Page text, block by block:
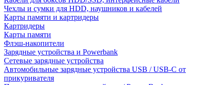
Чехлы и сумки для HDD, наушников и кабелей
Карты памяти и картридеры
Картридеры
Карты памяти
Флэш-накопители
Зарядные устройства и Powerbank
Сетевые зарядные устройства
Автомобильные зарядные устройства USB / USB-C от
прикуривателя